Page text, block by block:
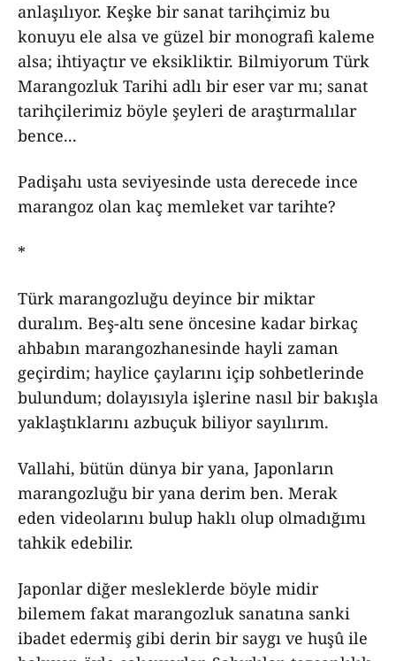
anlaşılıyor. Keşke bir sanat tarihçimiz bu
konuyu ele alsa ve güzel bir monografi kaleme
alsa; ihtiyaçtır ve eksikliktir. Bilmiyorum Türk
Marangozluk Tarihi adlı bir eser var mı; sanat
tarihçilerimiz böyle şeyleri de araştırmalılar
bence...
Padişahı usta seviyesinde usta derecede ince
marangoz olan kaç memleket var tarihte?
*
Türk marangozluğu deyince bir miktar
duralım. Beş-altı sene öncesine kadar birkaç
ahbabın marangozhanesinde hayli zaman
geçirdim; haylice çaylarını içip sohbetlerinde
bulundum; dolayısıyla işlerine nasıl bir bakışla
yaklaştıklarını azbuçuk biliyor sayılırım.
Vallahi, bütün dünya bir yana, Japonların
marangozluğu bir yana derim ben. Merak
eden videolarını bulup haklı olup olmadığımı
tahkik edebilir.
Japonlar diğer mesleklerde böyle midir
bilemem fakat marangozluk sanatına sanki
ibadet edermiş gibi derin bir saygı ve huşû ile